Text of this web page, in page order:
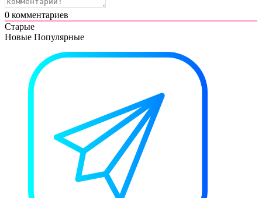
0 комментариев
Старые
Новые Популярные